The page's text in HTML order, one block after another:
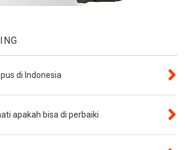
di Indonesia
apakah bisa di perbaiki